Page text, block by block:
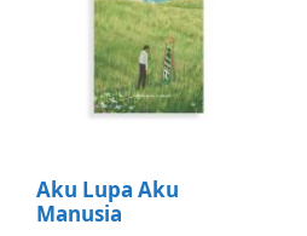
Aku Lupa Aku
Manusia